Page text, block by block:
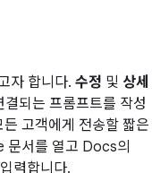
자 합니다. 수정 및 상세
되는 프롬프트를 작성
고객에게 전송할 짧은
문서를 열고 Docs의
력합니다.